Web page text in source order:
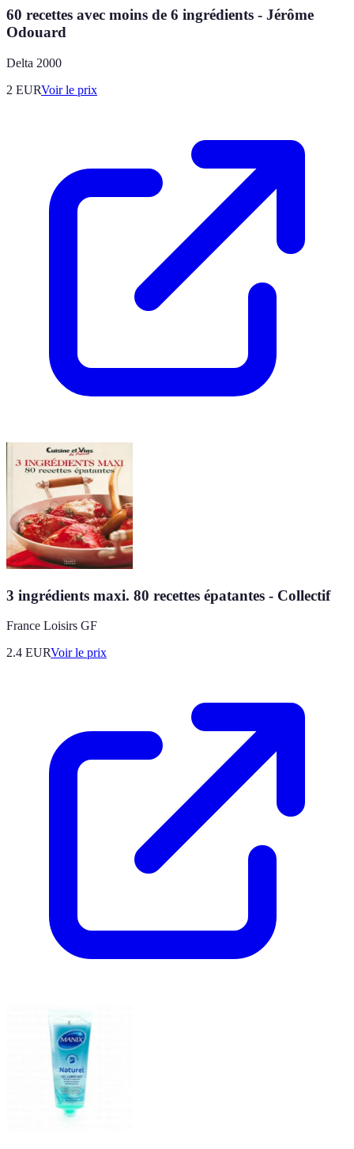
60 recettes avec moins de 6 ingrédients - Jérôme
Odouard
Delta 2000
2 EURVoir le prix
3 ingrédients maxi. 80 recettes épatantes - Collectif
France Loisirs GF
2.4 EURVoir le prix